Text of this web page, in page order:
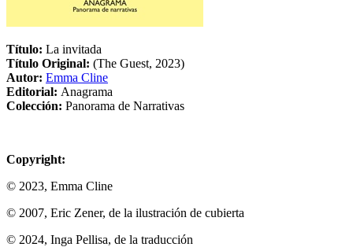
Título: La invitada
Título Original: (The Guest, 2023)
Autor: Emma Cline
Editorial: Anagrama
Colección: Panorama de Narrativas
Copyright:
© 2023, Emma Cline
© 2007, Eric Zener, de la ilustración de cubierta
© 2024, Inga Pellisa, de la traducción